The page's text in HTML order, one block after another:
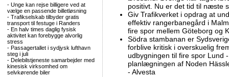
- Unge kan rejse billigere ved at
vælge en passende billetløsning
- Trafikselskab tilbyder gratis
transport til festuge i Randers
- En halv times daglig fysisk
aktivitet kan forebygge alvorlig
stress
- Passagertallet i sydjysk lufthavn
steg i juli
- Delebilstjeneste samarbejder med
kinesisk virksomhed om
selvkørende biler
positivt. Nu er det tid til næste
Giv Trafikverket i opdrag at
effektiv rangerbanegård i
fire spor mellem Göteborg og
Södra stambanan er
forblive kritisk i overskuelig
udbygningen til fire spor Lund
planlægningen af Noden
- Alvesta